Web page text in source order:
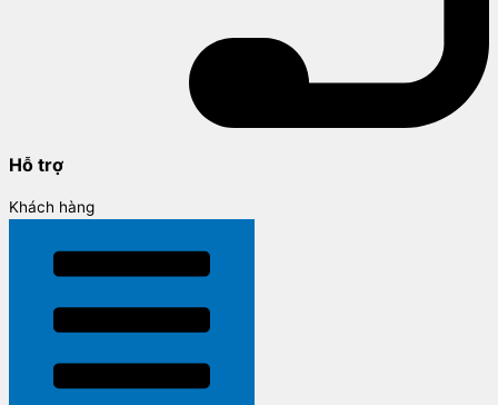
Hỗ trợ
Khách hàng